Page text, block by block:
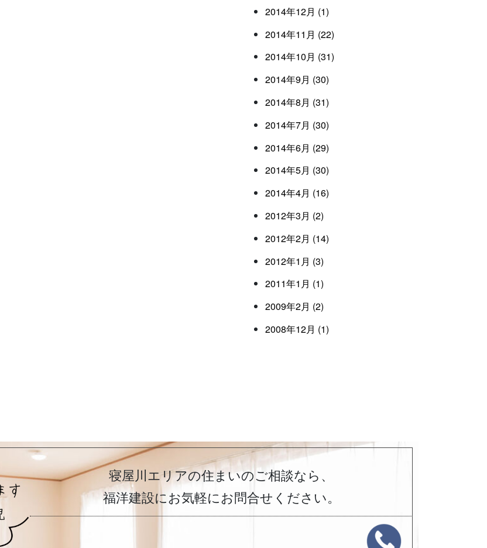
2014年12月 (1)
2014年11月 (22)
2014年10月 (31)
2014年9月 (30)
2014年8月 (31)
2014年7月 (30)
2014年6月 (29)
2014年5月 (30)
2014年4月 (16)
2012年3月 (2)
2012年2月 (14)
2012年1月 (3)
2011年1月 (1)
2009年2月 (2)
2008年12月 (1)
寝屋川エリアの住まいのご相談なら、
福洋建設にお気軽にお問合せください。